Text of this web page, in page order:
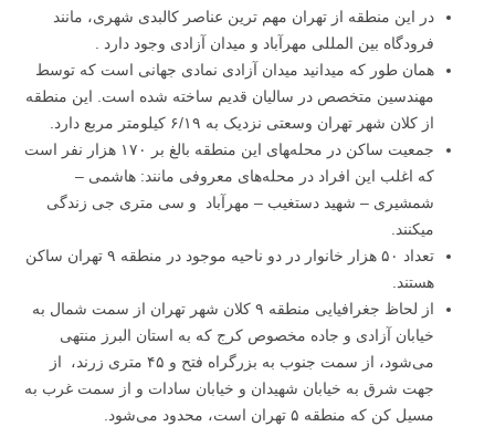
در این منطقه از تهران مهم ترین عناصر کالبدی شهری، مانند
فرودگاه بین المللی مهرآباد و میدان آزادی وجود دارد .
همان طور که میدانید میدان آزادی نمادی جهانی است که توسط
مهندسین متخصص در سالیان قدیم ساخته شده است. این منطقه
از کلان شهر تهران وسعتی نزدیک به ۶/۱۹ کیلومتر مربع دارد.
جمعیت ساکن در محله‌‍های این منطقه بالغ بر ۱۷۰ هزار نفر است
که اغلب این افراد در محله‌های معروفی مانند: هاشمی –
شمشیری – شهید دستغیب – مهرآباد و سی متری جی زندگی
میکنند.
تعداد ۵۰ هزار خانوار در دو ناحیه موجود در منطقه ۹ تهران ساکن
هستند.
از لحاظ جغرافیایی منطقه ۹ کلان شهر تهران از سمت شمال به
خیابان آزادی و جاده مخصوص کرج که به استان البرز منتهی
می‌شود، از سمت جنوب به بزرگراه فتح و ۴۵ متری زرند، از
جهت شرق به خیابان شهیدان و خیابان سادات و از سمت غرب به
مسیل کن که منطقه ۵ تهران است، محدود می‌شود.